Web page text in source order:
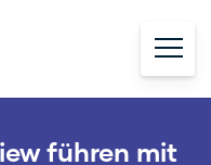
führen mit